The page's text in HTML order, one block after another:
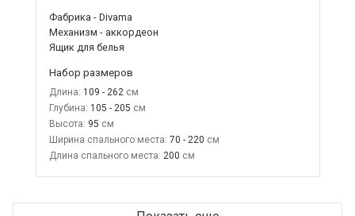
Фабрика - Divama
Механизм - аккордеон
Ящик для белья
Набор размеров
Длина: 109 - 262
Глубина: 105 - 205
Высота: 95
Ширина спального места: 70 - 220
Длина спального места: 200